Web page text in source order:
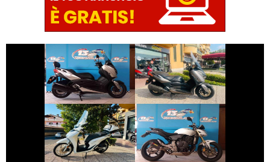
YAMAHA XMAX
€ 4.390 €
YAMAHA XMAX
€ 3.290 €
HONDA SH
€ 3.190 €
HONDA HORNET
€ 3.490 €
€ 2.890 € € 3.150 €